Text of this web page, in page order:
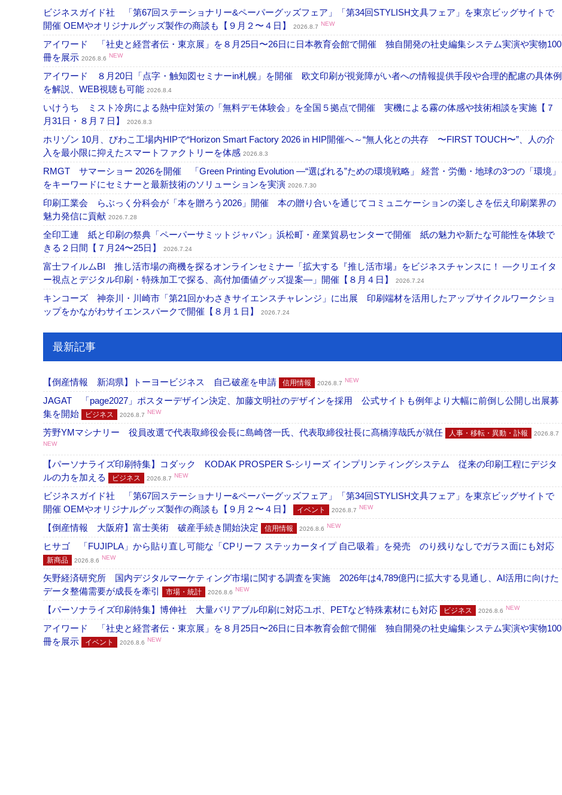
ビジネスガイド社 「第67回ステーショナリー&ペーパーグッズフェア」「第34回STYLISH文具フェア」を東京ビッグサイトで
開催 OEMやオリジナルグッズ製作の商談も【９月２〜４日】
2026.8.7 NEW
アイワード 「社史と経営者伝・東京展」を８月25日〜26日に日本教育会館で開催 独自開発の社史編集システム実演や実物100
冊を展示 2026.8.6 NEW
アイワード ８月20日「点字・触知図セミナーin札幌」を開催 欧文印刷が視覚障がい者への情報提供手段や合理的配慮の具体例
を解説、WEB視聴も可能 2026.8.4
いけうち ミスト冷房による熱中症対策の「無料デモ体験会」を全国５拠点で開催 実機による霧の体感や技術相談を実施【７
月31日・８月７日】
2026.8.3
ホリゾン 10月、びわこ工場内HIPで“Horizon Smart Factory 2026 in HIP開催へ～“無人化との共存 〜FIRST TOUCH〜”、人の介
入を最小限に抑えたスマートファクトリーを体感 2026.8.3
RMGT サマーショー 2026を開催 「Green Printing Evolution ―“選ばれる”ための環境戦略」 経営・労働・地球の3つの「環境」
をキーワードにセミナーと最新技術のソリューションを実演 2026.7.30
印刷工業会 らぶっく分科会が「本を贈ろう2026」開催 本の贈り合いを通じてコミュニケーションの楽しさを伝え印刷業界の
魅力発信に貢献 2026.7.28
全印工連 紙と印刷の祭典「ペーパーサミットジャパン」浜松町・産業貿易センターで開催 紙の魅力や新たな可能性を体験で
きる２日間【７月24〜25日】
2026.7.24
富士フイルムBI 推し活市場の商機を探るオンラインセミナー「拡大する『推し活市場』をビジネスチャンスに！ ―クリエイタ
ー視点とデジタル印刷・特殊加工で探る、高付加価値グッズ提案―」開催【８月４日】
2026.7.24
キンコーズ 神奈川・川崎市「第21回かわさきサイエンスチャレンジ」に出展 印刷端材を活用したアップサイクルワークショ
ップをかながわサイエンスパークで開催【８月１日】
2026.7.24
最新記事
【倒産情報 新潟県】トーヨービジネス 自己破産を申請 信用情報 2026.8.7 NEW
JAGAT 「page2027」ポスターデザイン決定、加藤文明社のデザインを採用 公式サイトも例年より大幅に前倒し公開し出展募
集を開始
ビジネス 2026.8.7 NEW
芳野YMマシナリー 役員改選で代表取締役会長に島崎啓一氏、代表取締役社長に髙橋淳哉氏が就任 人事・移転・異動・訃報
2026.8.7
NEW
【パーソナライズ印刷特集】コダック KODAK PROSPER S-シリーズ インプリンティングシステム 従来の印刷工程にデジタ
ルの力を加える
ビジネス 2026.8.7 NEW
ビジネスガイド社 「第67回ステーショナリー&ペーパーグッズフェア」「第34回STYLISH文具フェア」を東京ビッグサイトで
開催 OEMやオリジナルグッズ製作の商談も【９月２〜４日】
イベント 2026.8.7 NEW
【倒産情報 大阪府】富士美術 破産手続き開始決定 信用情報 2026.8.6 NEW
ヒサゴ 「FUJIPLA」から貼り直し可能な「CPリーフ ステッカータイプ 自己吸着」を発売 のり残りなしでガラス面にも対応
新商品 2026.8.6 NEW
矢野経済研究所 国内デジタルマーケティング市場に関する調査を実施 2026年は4,789億円に拡大する見通し、AI活用に向けた
データ整備需要が成長を牽引
市場・統計 2026.8.6 NEW
【パーソナライズ印刷特集】博伸社 大量バリアブル印刷に対応ユポ、PETなど特殊素材にも対応 ビジネス 2026.8.6 NEW
アイワード 「社史と経営者伝・東京展」を８月25日〜26日に日本教育会館で開催 独自開発の社史編集システム実演や実物100
冊を展示
イベント 2026.8.6 NEW